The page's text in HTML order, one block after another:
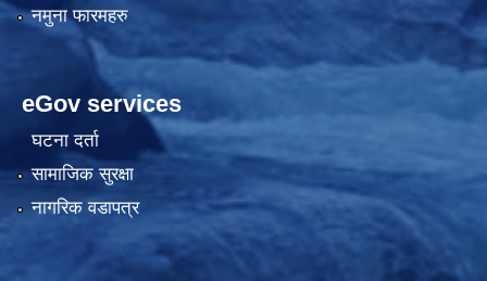
नमुना फारमहरु
eGov services
घटना दर्ता
सामाजिक सुरक्षा
नागरिक वडापत्र